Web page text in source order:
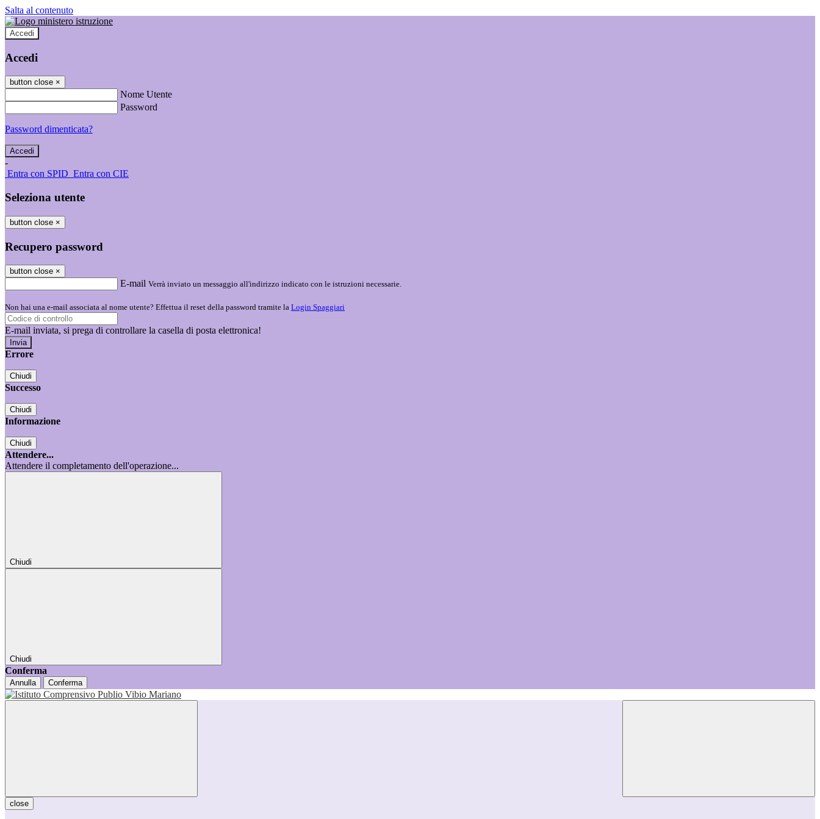
Salta al contenuto
Accedi
Accedi
button close ×
Nome Utente
Password
Password dimenticata?
-
Entra con SPID Entra con CIE
Seleziona utente
button close ×
Recupero password
button close ×
E-mail Verrà inviato un messaggio all'indirizzo indicato con le istruzioni necessarie.
Non hai una e-mail associata al nome utente? Effettua il reset della password tramite la Login Spaggiari
E-mail inviata, si prega di controllare la casella di posta elettronica!
Errore
Chiudi
Successo
Chiudi
Informazione
Chiudi
Attendere...
Attendere il completamento dell'operazione...
Chiudi
Chiudi
Conferma
Annulla Conferma
close